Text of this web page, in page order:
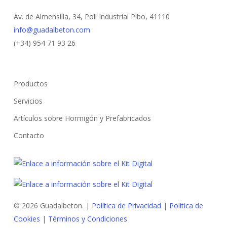
Av. de Almensilla, 34, Poli Industrial Pibo, 41110
info@guadalbeton.com
(+34) 954 71 93 26
Productos
Servicios
Artículos sobre Hormigón y Prefabricados
Contacto
© 2026 Guadalbeton. | Política de Privacidad | Política de
Cookies | Términos y Condiciones